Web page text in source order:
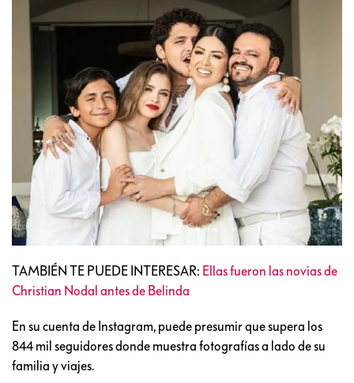
TAMBIÉN TE PUEDE INTERESAR: Ellas fueron las novias de
Christian Nodal antes de Belinda
En su cuenta de Instagram, puede presumir que supera los
844 mil seguidores donde muestra fotografías a lado de su
familia y viajes.